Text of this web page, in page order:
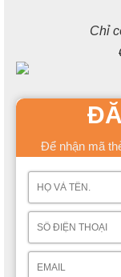
Chỉ
Để nhận mã